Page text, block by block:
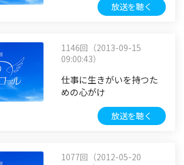
放送を聴く
1146回（2013-09-15
09:00:43）
仕事に生きがいを持つた
めの心がけ
放送を聴く
1077回（2012-05-20